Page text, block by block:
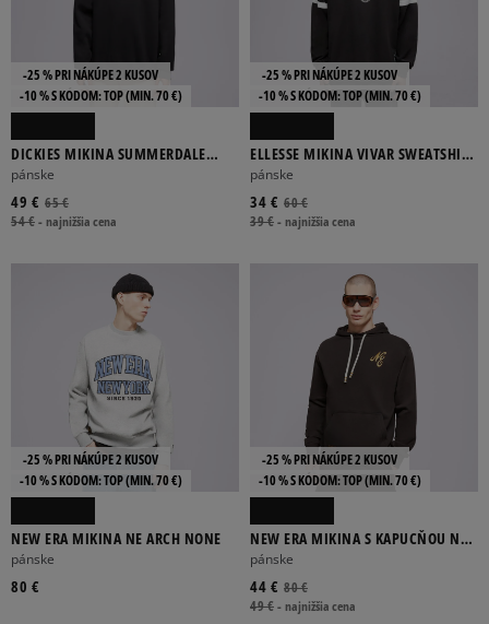
-10 % S KÓDOM: TOP (MIN. 70 €)
-25 % PRI NÁKÚPE 2 KUSOV
DICKIES MIKINA SUMMERDALE
SWEATSHIRT
pánske
65 €
49 €
54 €-najnižšia cena
-10 % S KÓDOM: TOP (MIN. 70 €)
-25 % PRI NÁKÚPE 2 KUSOV
ELLESSE MIKINA VIVAR SWEATSHIRT
WSHD BLK
pánske
60 €
34 €
39 €-najnižšia cena
-10 % S KÓDOM: TOP (MIN. 70 €)
-25 % PRI NÁKÚPE 2 KUSOV
NEW ERA MIKINA NE ARCH NONE
pánske
80 €
-10 % S KÓDOM: TOP (MIN. 70 €)
-25 % PRI NÁKÚPE 2 KUSOV
NEW ERA MIKINA S KAPUCŇOU NE
SCRIPT LOGO NONE
pánske
80 €
44 €
49 €-najnižšia cena